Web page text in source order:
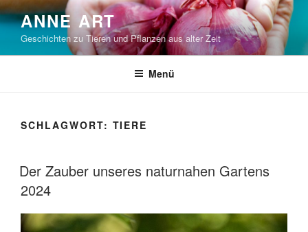
Zum
Inhalt
springen
ANNE ART
Geschichten zu Tieren und Pflanzen aus alter Zeit
Menü
SCHLAGWORT: TIERE
VERÖFFENTLICHT
AM
Der Zauber unseres naturnahen Gartens
2024